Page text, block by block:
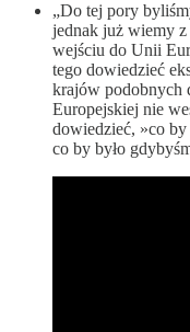
„Do tej pory
jednak już wiemy z
wejściu do Unii
tego dowiedzieć
krajów podobnych
Europejskiej nie
dowiedzieć, »co by
co by było